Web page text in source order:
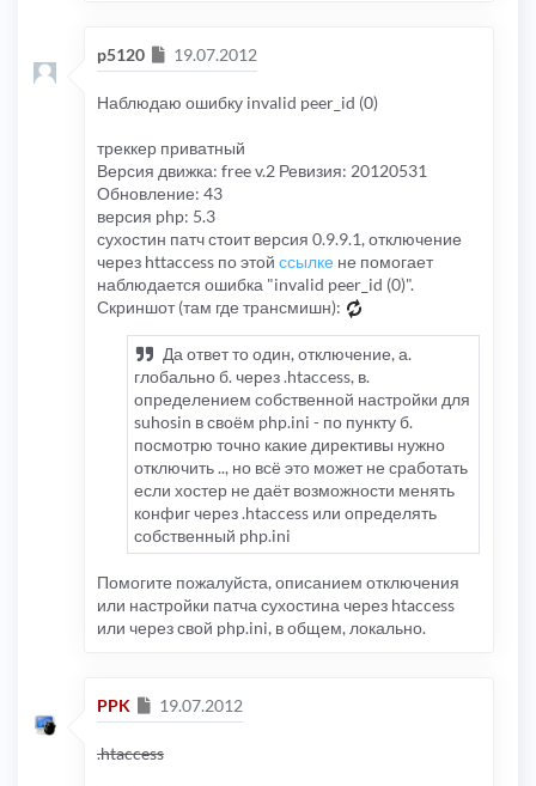
p5120 Сообщение
19.07.2012
Наблюдаю ошибку invalid peer_id (0)
треккер приватный
Версия движка: free v.2 Ревизия: 20120531
Обновление: 43
версия php: 5.3
сухостин патч стоит версия 0.9.9.1, отключение
через httaccess по этой ссылке не помогает
наблюдается ошибка "invalid peer_id (0)".
Скриншот (там где трансмишн):
Да ответ то один, отключение, а.
глобально б. через .htaccess, в.
определением собственной настройки для
suhosin в своём php.ini - по пункту б.
посмотрю точно какие директивы нужно
отключить .., но всё это может не сработать
если хостер не даёт возможности менять
конфиг через .htaccess или определять
собственный php.ini
Помогите пожалуйста, описанием отключения
или настройки патча сухостина через htaccess
или через свой php.ini, в общем, локально.
PPK Сообщение
19.07.2012
.htaccess